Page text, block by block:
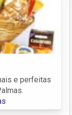
e perfeitas